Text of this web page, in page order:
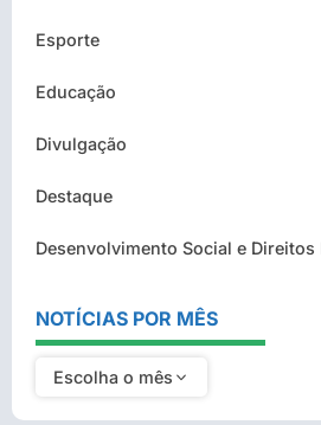
Esporte
Educação
Divulgação
Destaque
Desenvolvimento Social e Direitos
NOTÍCIAS POR MÊS
Escolha o mês